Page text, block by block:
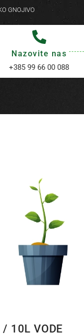
GNOJIVO
Nazovite nas
+385 99 66 00 088
10L VODE